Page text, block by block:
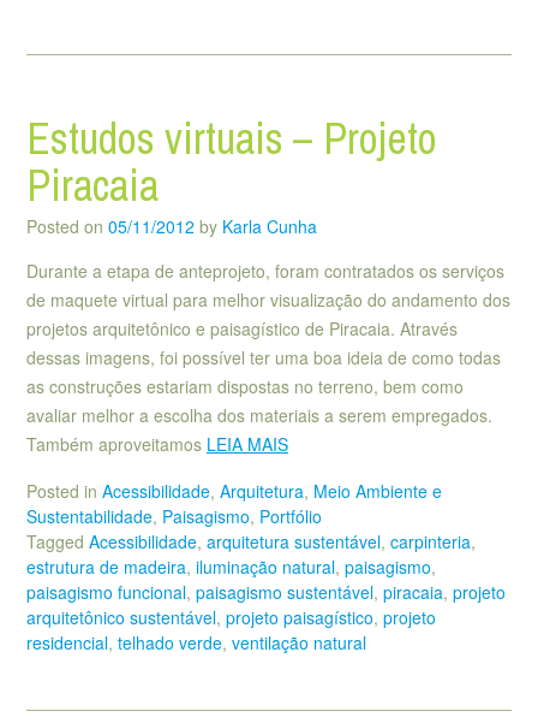
Estudos virtuais – Projeto
Piracaia
Posted on 05/11/2012 by Karla Cunha
Durante a etapa de anteprojeto, foram contratados os serviços
de maquete virtual para melhor visualização do andamento dos
projetos arquitetônico e paisagístico de Piracaia. Através
dessas imagens, foi possível ter uma boa ideia de como todas
as construções estariam dispostas no terreno, bem como
avaliar melhor a escolha dos materiais a serem empregados.
Também aproveitamos LEIA MAIS
Posted in Acessibilidade, Arquitetura, Meio Ambiente e
Sustentabilidade, Paisagismo, Portfólio
Tagged Acessibilidade, arquitetura sustentável, carpinteria,
estrutura de madeira, iluminação natural, paisagismo,
paisagismo funcional, paisagismo sustentável, piracaia, projeto
arquitetônico sustentável, projeto paisagístico, projeto
residencial, telhado verde, ventilação natural